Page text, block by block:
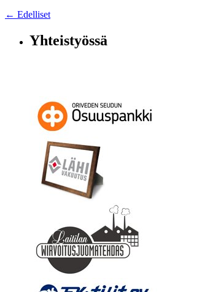
← Edelliset
Yhteistyössä